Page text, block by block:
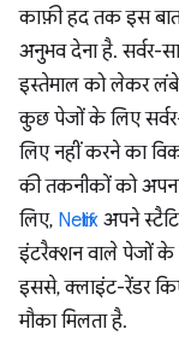
काफ़ी हद तक इस
अनुभव देना है. सर्वर-
इस्तेमाल को लेकर
कुछ पेजों के लिए
लिए नहीं करने का
की तकनीकों को
लिए, Netflix अपने
इंटरैक्शन वाले पेजों
इससे, क्लाइंट-रेंडर
मौका मिलता है.